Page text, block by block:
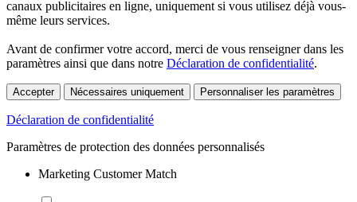
canaux publicitaires en ligne, uniquement si vous utilisez déjà vous-
même leurs services.
Avant de confirmer votre accord, merci de vous renseigner dans les
paramètres ainsi que dans notre Déclaration de confidentialité.
Accepter Nécessaires uniquement Personnaliser les paramètres
Déclaration de confidentialité
Paramètres de protection des données personnalisés
Marketing Customer Match